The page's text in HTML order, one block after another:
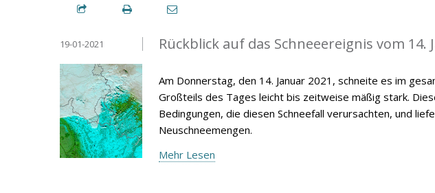
Rückblick auf das Schneeereignis vom 14.
19-01-2021
Am Donnerstag, den 14. Januar 2021, schneite es im
Großteils des Tages leicht bis zeitweise mäßig stark.
Bedingungen, die diesen Schneefall verursachten, und
Neuschneemengen.
Mehr Lesen